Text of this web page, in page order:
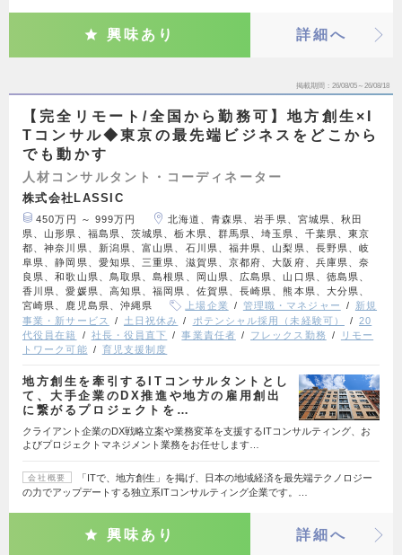
興味あり 詳細へ
掲載期間 26/08/05～26/08/18
【完全リモート/全国から勤務可】地方創生×I
Tコンサル◆東京の最先端ビジネスをどこから
でも動かす
人材コンサルタント・コーディネーター
株式会社LASSIC
450万円 ～ 999万円
北海道、青森県、岩手県、宮城県、秋田
県、山形県、福島県、茨城県、栃木県、群馬県、埼玉県、千葉県、東京
都、神奈川県、新潟県、富山県、石川県、福井県、山梨県、長野県、岐
阜県、静岡県、愛知県、三重県、滋賀県、京都府、大阪府、兵庫県、奈
良県、和歌山県、鳥取県、島根県、岡山県、広島県、山口県、徳島県、
香川県、愛媛県、高知県、福岡県、佐賀県、長崎県、熊本県、大分県、
宮崎県、鹿児島県、沖縄県
上場企業 管理職・マネジャー
新規
事業・新サービス
土日祝休み ポテンシャル採用（未経験可）
20
代役員在籍
社長・役員直下 事業責任者 フレックス勤務
リモー
トワーク可能
育児支援制度
地方創生を牽引するITコンサルタントとし
て、大手企業のDX推進や地方の雇用創出
に繋がるプロジェクトを…
クライアント企業のDX戦略立案や業務変革を支援するITコンサルティング、お
よびプロジェクトマネジメント業務をお任せします…
会社概要
「ITで、地方創生」を掲げ、日本の地域経済を最先端テクノロジー
の力でアップデートする独立系ITコンサルティング企業です。…
興味あり 詳細へ